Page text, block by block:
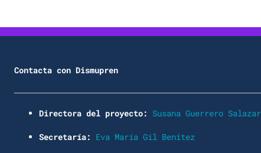
Contacta con Dismupren
Directora del proyecto: Susana Guerrero Salazar
Secretaría: Eva María Gil Benítez